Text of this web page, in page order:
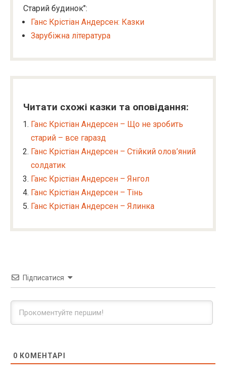
Старий будинок":
Ганс Крістіан Андерсен: Казки
Зарубіжна література
Читати схожі казки та оповідання:
Ганс Крістіан Андерсен – Що не зробить
старий – все гаразд
Ганс Крістіан Андерсен – Стійкий олов’яний
солдатик
Ганс Крістіан Андерсен – Янгол
Ганс Крістіан Андерсен – Тінь
Ганс Крістіан Андерсен – Ялинка
Підписатися
0 КОМЕНТАРІ